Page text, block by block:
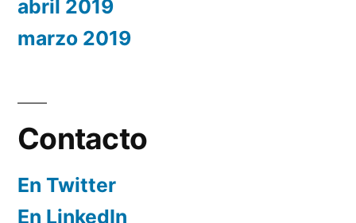
abril 2019
marzo 2019
Contacto
En Twitter
En LinkedIn